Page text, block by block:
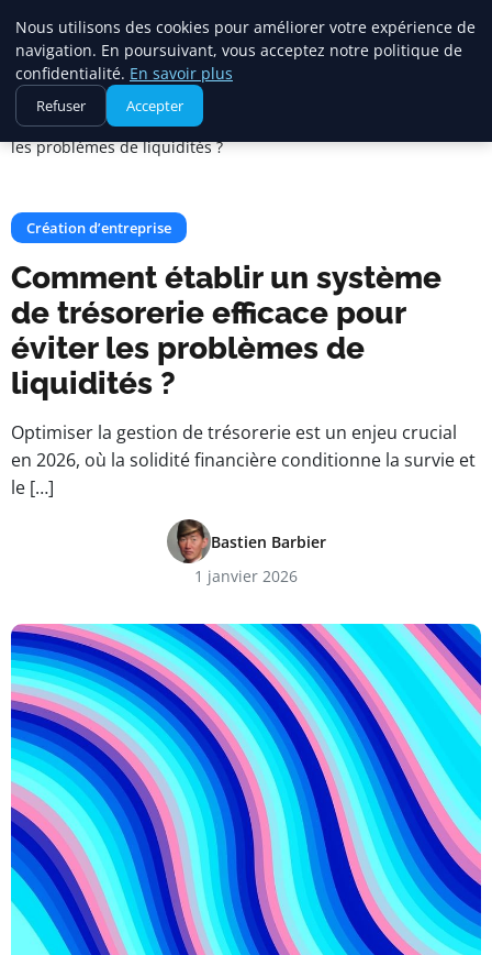
Maadi Gazette
Accueil
Création d’entreprise
Comment établir un système de trésorerie efficace pour éviter
les problèmes de liquidités ?
Création d’entreprise
Comment établir un système
de trésorerie efficace pour
éviter les problèmes de
liquidités ?
Optimiser la gestion de trésorerie est un enjeu crucial
en 2026, où la solidité financière conditionne la survie et
le […]
Bastien Barbier
1 janvier 2026
Nous utilisons des cookies pour améliorer votre expérience de
navigation. En poursuivant, vous acceptez notre politique de
confidentialité. En savoir plus
Refuser Accepter